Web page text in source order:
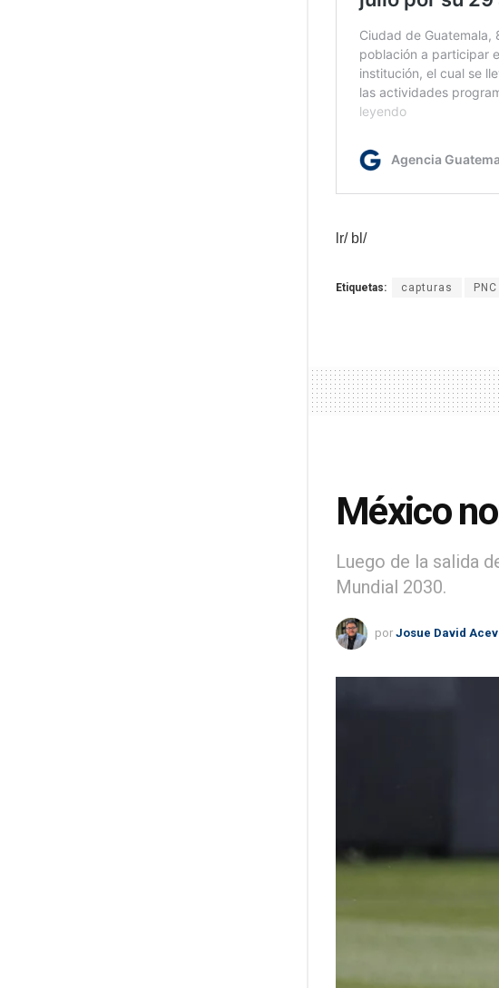
lr/ bl/
Etiquetas: capturas PNC
México
Luego de la salida
Mundial 2030.
por Josue David